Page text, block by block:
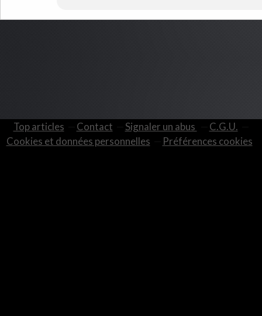
Top articles Contact Signaler un abus
C.G.U.
Cookies et données personnelles
Préférences cookies